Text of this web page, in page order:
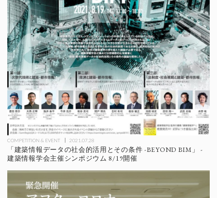
COMPETITION & EVENT 2021.07.28
「建築情報データの社会的活用とその条件 -BEYOND BIM」 -
建築情報学会主催シンポジウム 8/19開催